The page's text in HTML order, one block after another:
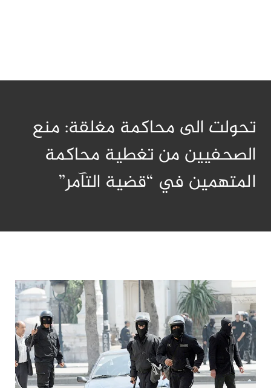
تحولت الى محاكمة مغلقة: منع
الصحفيين من تغطية محاكمة
المتهمين في “قضية التآمر”